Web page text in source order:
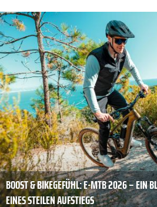
BOOST & BIKEGEFÜHL: E-MTB 2026 – EIN
EINES STEILEN AUFSTIEGS